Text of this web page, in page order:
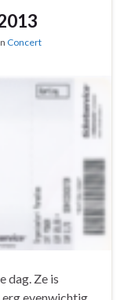
Concert
dag. Ze is